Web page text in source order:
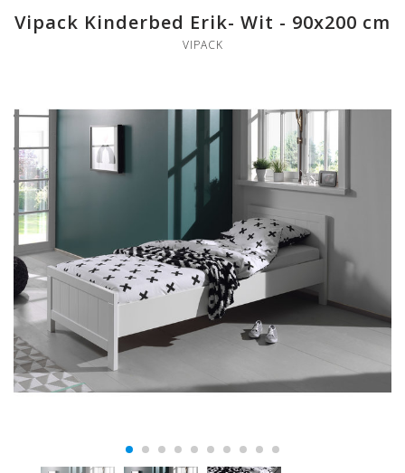
Vipack Kinderbed Erik- Wit - 90x200 cm
VIPACK